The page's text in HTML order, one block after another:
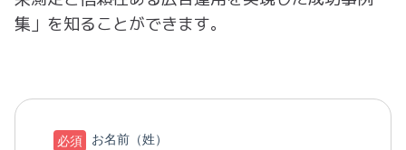
集」を知ることができます。